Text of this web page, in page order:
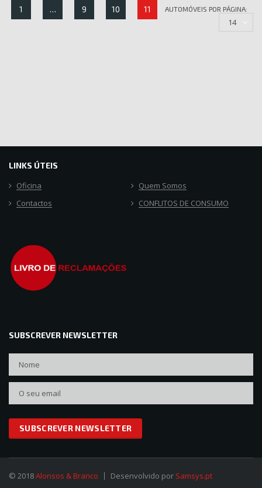
1 … 9 10 11 AUTOMÓVEIS POR PÁGINA:
14
LINKS ÚTEIS
Oficina
Quem Somos
Contactos
CONFLITOS DE CONSUMO
SUBSCREVER NEWSLETTER
© 2018Alonsos & Branco Desenvolvido por Samsys.pt